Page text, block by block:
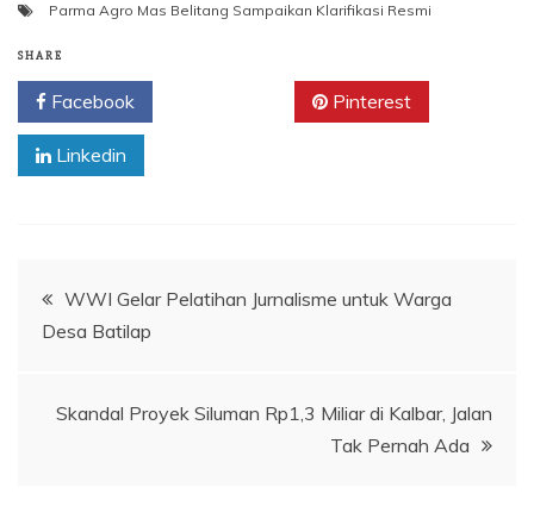
Parma Agro Mas Belitang Sampaikan Klarifikasi Resmi
SHARE
Facebook Pinterest
Linkedin
Navigasi
WWI Gelar Pelatihan Jurnalisme untuk Warga
Desa Batilap
Skandal Proyek Siluman Rp1,3 Miliar di Kalbar, Jalan
Tak Pernah Ada